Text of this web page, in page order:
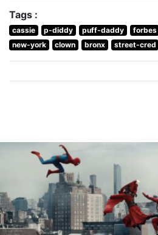
Tags :
cassie p-diddy puff-daddy forbes
new-york
clown bronx street-cred